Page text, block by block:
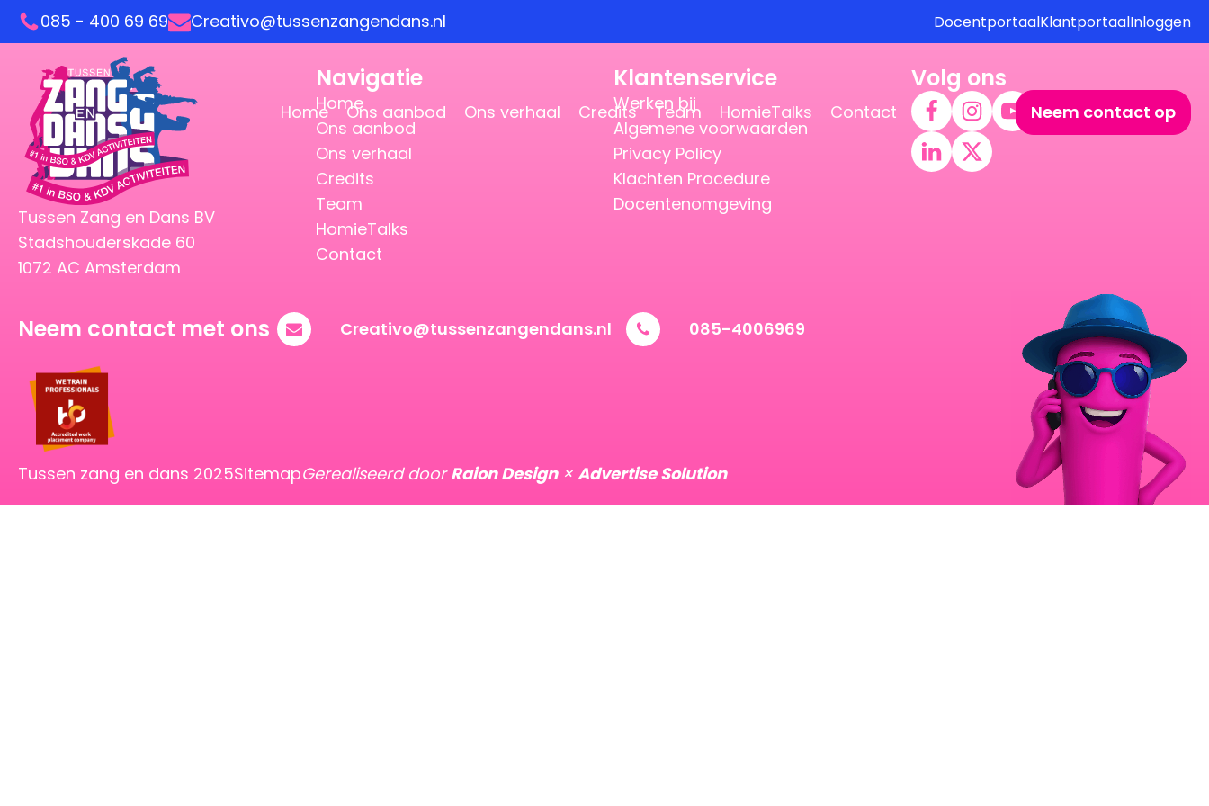
085 - 400 69 69 Creativo@tussenzangendans.nl DocentportaalKlantportaalInloggen
Home Ons aanbod Ons verhaal Credits Team HomieTalks Contact Neem contact op
Tussen Zang en Dans BV
Stadshouderskade 60
1072 AC Amsterdam
Navigatie
Home
Ons aanbod
Ons verhaal
Credits
Team
HomieTalks
Contact
Klantenservice
Werken bij
Algemene voorwaarden
Privacy Policy
Klachten Procedure
Docentenomgeving
Volg ons
Neem contact met ons Creativo@tussenzangendans.nl 085-4006969
Tussen zang en dans 2025SitemapGerealiseerd doorRaion Design× Advertise Solution